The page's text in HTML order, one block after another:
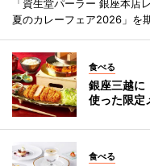
「資生堂パーラー 銀座本店
夏のカレーフェア2026」を
食べる
銀座三越
使った限定
食べる